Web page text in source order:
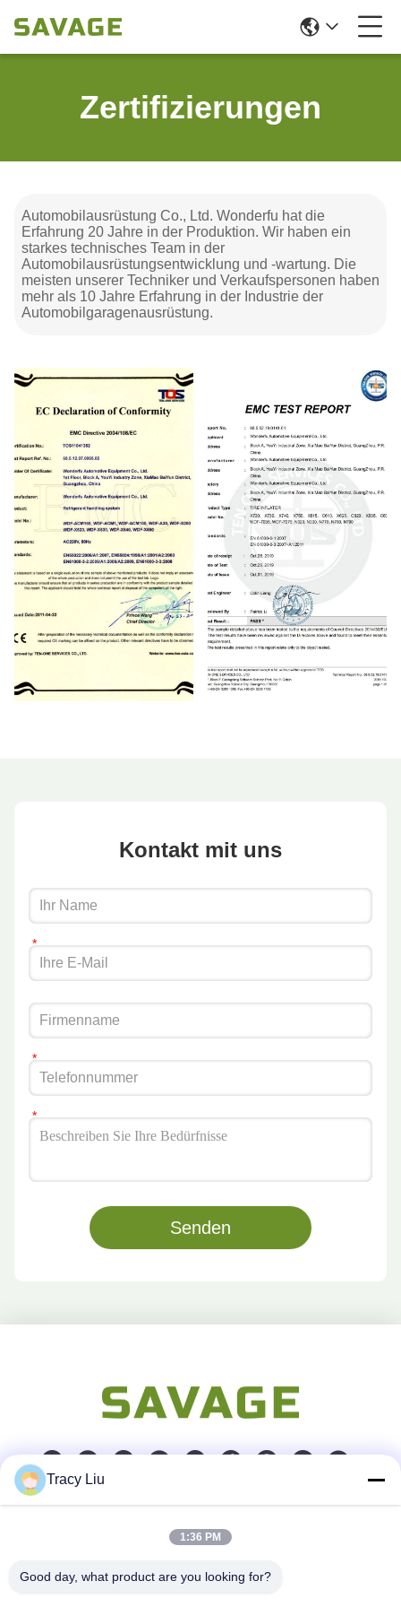
Zertifizierungen
Automobilausrüstung Co., Ltd. Wonderfu hat die
Erfahrung 20 Jahre in der Produktion. Wir haben ein
starkes technisches Team in der
Automobilausrüstungsentwicklung und -wartung. Die
meisten unserer Techniker und Verkaufspersonen haben
mehr als 10 Jahre Erfahrung in der Industrie der
Automobilgaragenausrüstung.
Kontakt mit uns
Senden
Blockieren Sie A, YouYi-Industriegebiet, Xiamao-Dorf,
Tracy Liu
1:36 PM
Good day, what product are you looking for?